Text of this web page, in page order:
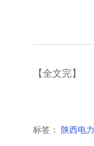
【全文完】
标签： 陕西电